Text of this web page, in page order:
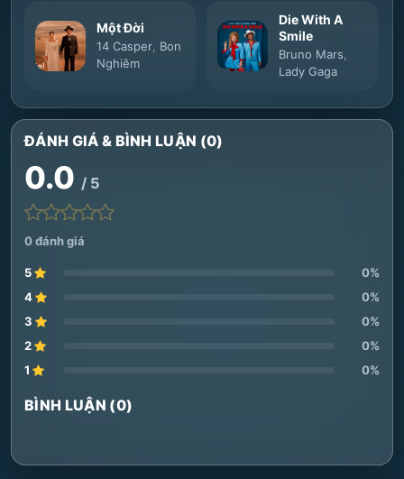
Một Đời
14 Casper Bon
Nghiêm
Die With A
Smile
Bruno Mars
Lady Gaga
ĐÁNH GIÁ & BÌNH LUẬN (0)
0.0 / 5
0 đánh giá
5
0%
4
0%
3
0%
2
0%
1
0%
BÌNH LUẬN (0)